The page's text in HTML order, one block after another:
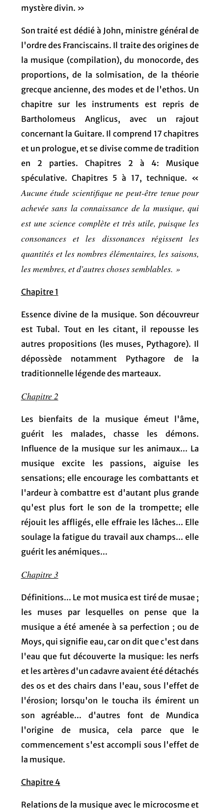
mystère divin. »
Son traité est dédié à John, ministre général de
l'ordre des Franciscains. Il traite des origines de
la musique (compilation), du monocorde, des
proportions, de la solmisation, de la théorie
grecque ancienne, des modes et de l'ethos. Un
chapitre sur les instruments est repris de
Bartholomeus Anglicus, avec un rajout
concernant la Guitare. Il comprend 17 chapitres
et un prologue, et se divise comme de tradition
en 2 parties. Chapitres 2 à 4: Musique
spéculative. Chapitres 5 à 17, technique. «
Aucune étude scientifique ne peut-être tenue pour
achevée sans la connaissance de la musique, qui
est une science complète et très utile, puisque les
consonances et les dissonances régissent les
quantités et les nombres élémentaires, les saisons,
les membres, et d'autres choses semblables. »
Chapitre 1
Essence divine de la musique. Son découvreur
est Tubal. Tout en les citant, il repousse les
autres propositions (les muses, Pythagore). Il
dépossède notamment Pythagore de la
traditionnelle légende des marteaux.
Chapitre 2
Les bienfaits de la musique émeut l'âme,
guérit les malades, chasse les démons.
Influence de la musique sur les animaux... La
musique excite les passions, aiguise les
sensations; elle encourage les combattants et
l'ardeur à combattre est d'autant plus grande
qu'est plus fort le son de la trompette; elle
réjouit les affligés, elle effraie les lâches... Elle
soulage la fatigue du travail aux champs... elle
guérit les anémiques...
Chapitre 3
Définitions... Le mot musica est tiré de musae ;
les muses par lesquelles on pense que la
musique a été amenée à sa perfection ; ou de
Moys, qui signifie eau, car on dit que c'est dans
l'eau que fut découverte la musique: les nerfs
et les artères d'un cadavre avaient été détachés
des os et des chairs dans l'eau, sous l'effet de
l'érosion; lorsqu'on le toucha ils émirent un
son agréable... d'autres font de Mundica
l'origine de musica, cela parce que le
commencement s'est accompli sous l'effet de
la musique.
Chapitre 4
Relations de la musique avec le microcosme et